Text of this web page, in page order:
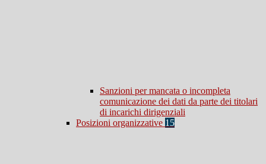
Sanzioni per mancata o incompleta
comunicazione dei dati da parte dei titolari
di incarichi dirigenziali
Posizioni organizzative 15